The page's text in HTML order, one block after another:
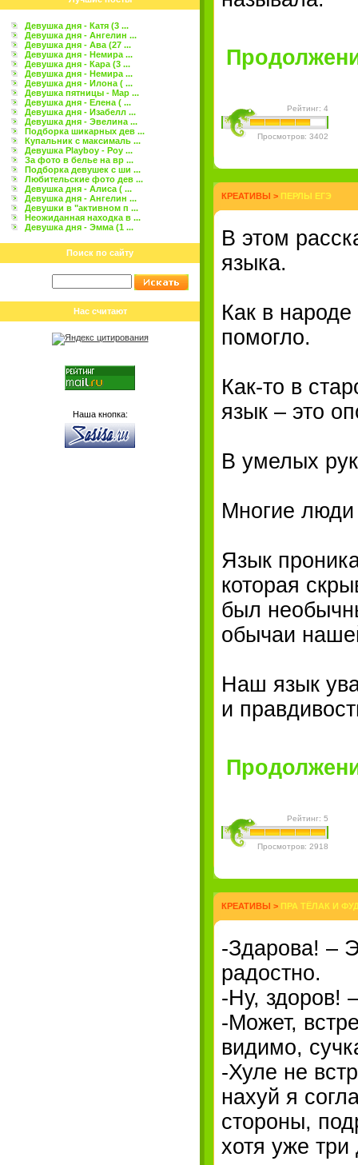
Девушка дня - Катя (3 ...
Девушка дня - Ангелин ...
Девушка дня - Ава (27 ...
Девушка дня - Немира ...
Девушка дня - Кара (3 ...
Девушка дня - Немира ...
Девушка дня - Илона ( ...
Девушка пятницы - Мар ...
Девушка дня - Елена ( ...
Девушка дня - Изабелл ...
Девушка дня - Эвелина ...
Подборка шикарных дев ...
Купальник с максималь ...
Девушка Playboy - Роу ...
За фото в белье на вр ...
Подборка девушек с ши ...
Любительские фото дев ...
Девушка дня - Алиса ( ...
Девушка дня - Ангелин ...
Девушки в "активном п ...
Неожиданная находка в ...
Девушка дня - Эмма (1 ...
Поиск по сайту
Нас считают
Наша кнопка:
Рейтинг: 4
Просмотров: 3402
КРЕАТИВЫ > ПЕРЛЫ ЕГЭ
В этом
языка.
Как в
помогло.
Как-то в
язык – это
В умелых
Многие люди
Язык
которая
был
обычаи
Наш язык
и
Рейтинг: 5
Просмотров: 2918
КРЕАТИВЫ > ПРА ТЁЛАК И
-Здарова! –
радостно.
-Ну, здоров!
-Может,
видимо,
-Хуле не
нахуй я
стороны,
хотя уже три